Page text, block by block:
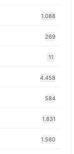
1.088
269
11
4.458
584
1.831
1.560